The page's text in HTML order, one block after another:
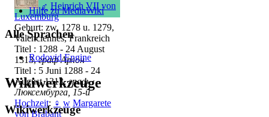
♂ Heinrich VII von
Luxemburg
Geburt: zw. 1278 u. 1279,
Valenciennes, Frankreich
Titel : 1288 - 24 August
1313,граф Арлон
Titel : 5 Juni 1288 - 24
August 1313,граф
Люксембурга, 15-й
Hochzeit: ♀ w Margarete
von Brabant
Hilfe zu MediaWiki
Alle Sprachen
Rodovid Engine
Wikiwerkzeuge
Wikiwerkzeuge